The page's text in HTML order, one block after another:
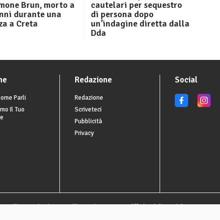
Brun, morto a
durante una
a Creta
cautelari per sequestro
di persona dopo
un’indagine diretta dalla
Dda
Parli
Il Tuo
Redazione
Redazione
Scriveteci
Pubblicità
Privacy
Social
utilizzate al solo scopo illustrativo, possono differire dalla realtà.Privacy